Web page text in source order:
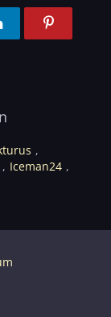
Iceman24